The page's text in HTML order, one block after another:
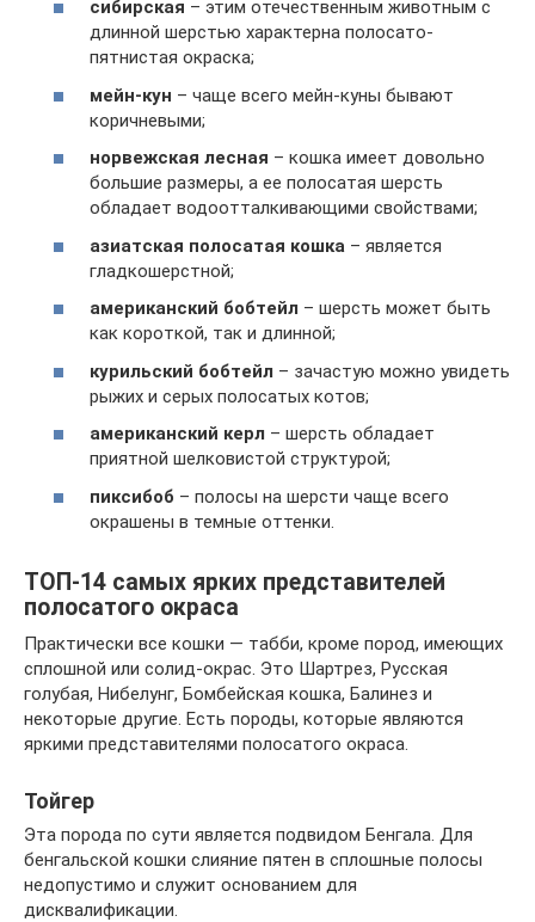
сибирская – этим отечественным животным с
длинной шерстью характерна полосато-
пятнистая окраска;
мейн-кун – чаще всего мейн-куны бывают
коричневыми;
норвежская лесная – кошка имеет довольно
большие размеры, а ее полосатая шерсть
обладает водоотталкивающими свойствами;
азиатская полосатая кошка – является
гладкошерстной;
американский бобтейл – шерсть может быть
как короткой, так и длинной;
курильский бобтейл – зачастую можно увидеть
рыжих и серых полосатых котов;
американский керл – шерсть обладает
приятной шелковистой структурой;
пиксибоб – полосы на шерсти чаще всего
окрашены в темные оттенки.
ТОП-14 самых ярких представителей
полосатого окраса
Практически все кошки — табби, кроме пород, имеющих
сплошной или солид-окрас. Это Шартрез, Русская
голубая, Нибелунг, Бомбейская кошка, Балинез и
некоторые другие. Есть породы, которые являются
яркими представителями полосатого окраса.
Тойгер
Эта порода по сути является подвидом Бенгала. Для
бенгальской кошки слияние пятен в сплошные полосы
недопустимо и служит основанием для
дисквалификации.